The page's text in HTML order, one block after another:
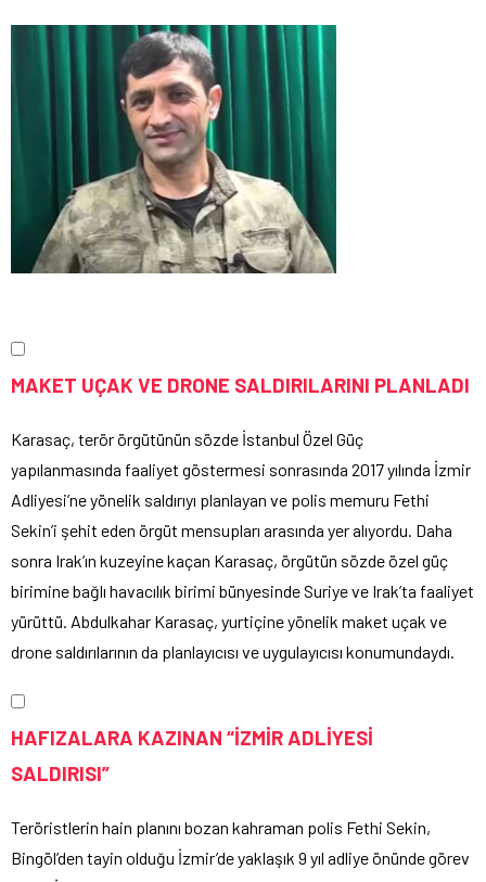
MAKET UÇAK VE DRONE SALDIRILARINI PLANLADI
Karasaç, terör örgütünün sözde İstanbul Özel Güç
yapılanmasında faaliyet göstermesi sonrasında 2017 yılında İzmir
Adliyesi’ne yönelik saldırıyı planlayan ve polis memuru Fethi
Sekin’i şehit eden örgüt mensupları arasında yer alıyordu. Daha
sonra Irak’ın kuzeyine kaçan Karasaç, örgütün sözde özel güç
birimine bağlı havacılık birimi bünyesinde Suriye ve Irak’ta faaliyet
yürüttü. Abdulkahar Karasaç, yurtiçine yönelik maket uçak ve
drone saldırılarının da planlayıcısı ve uygulayıcısı konumundaydı.
HAFIZALARA KAZINAN “İZMİR ADLİYESİ
SALDIRISI”
Teröristlerin hain planını bozan kahraman polis Fethi Sekin,
Bingöl’den tayin olduğu İzmir’de yaklaşık 9 yıl adliye önünde görev